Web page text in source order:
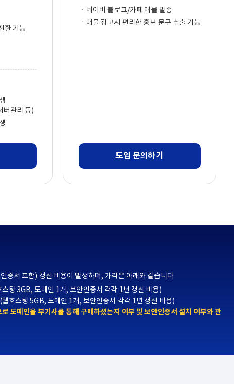
환 기능
버관리 등)
네이버 블로그/카페 매물 발송
매물 광고시 편리한 홍보 문구 추출 기능
도입 문의하기
증서 포함) 갱신 비용이 발생하며, 가격은 아래와 같습니다
스팅 3GB, 도메인 1개, 보안인증서 각각 1년 갱신 비용)
(웹호스팅 5GB, 도메인 1개, 보안인증서 각각 1년 갱신 비용)
도메인을 부기사를 통해 구매하셨는지 여부 및 보안인증서 설치 여부와 관